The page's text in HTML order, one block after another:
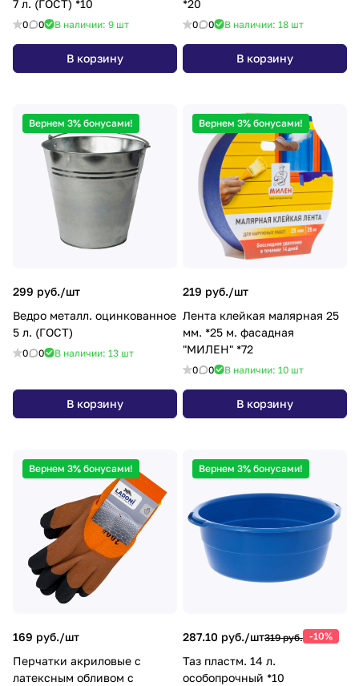
7 л. (ГОСТ) *10
0 0 В наличии: 9 шт
В корзину
*20
0 0 В наличии: 18 шт
В корзину
Вернем 3% бонусами!
299 руб./шт
Ведро металл. оцинкованное
5 л. (ГОСТ)
0 0 В наличии: 13 шт
В корзину
Вернем 3% бонусами!
219 руб./шт
Лента клейкая малярная 25
мм. *25 м. фасадная
"МИЛЕН" *72
0 0 В наличии: 10 шт
В корзину
Вернем 3% бонусами!
169 руб./шт
Перчатки акриловые с
латексным обливом с
Вернем 3% бонусами!
287.10 руб./шт319 руб. -10%
Таз пластм. 14 л.
особопрочный *10